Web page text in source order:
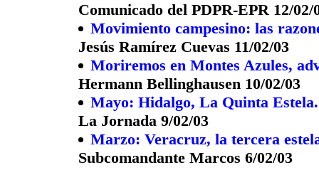
Comunicado del PDPR-EPR 12/02/
Movimiento campesino: las
Jesús Ramírez Cuevas 11/02/03
Moriremos en Montes Azules,
Hermann Bellinghausen 10/02/03
Mayo: Hidalgo, La Quinta Estela.
La Jornada 9/02/03
Marzo: Veracruz, la tercera
Subcomandante Marcos 6/02/03